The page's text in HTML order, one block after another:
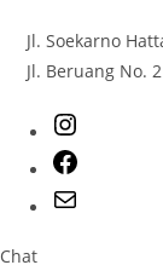
Jl. Soekarno
Jl. Beruang No.
Chat